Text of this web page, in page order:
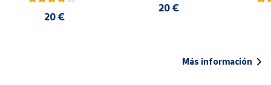
20 €
20 €
Más información